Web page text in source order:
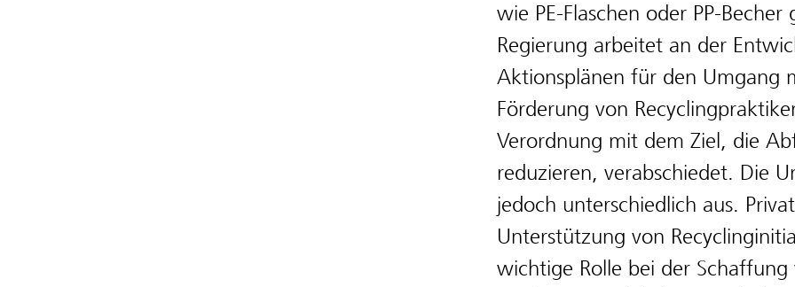
wie PE-Flaschen oder PP-
Regierung arbeitet an der
Aktionsplänen für den Umgang
Förderung von
Verordnung mit dem Ziel, die
reduzieren, verabschiedet. Die
jedoch unterschiedlich aus.
Unterstützung von
wichtige Rolle bei der